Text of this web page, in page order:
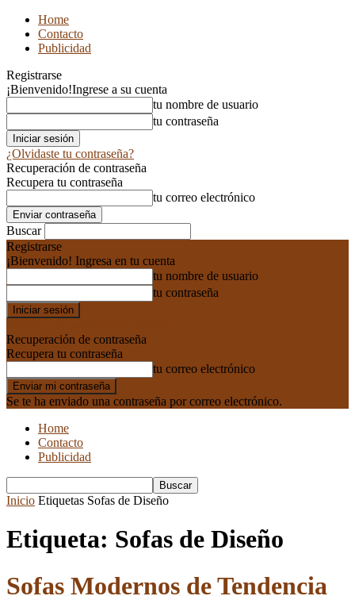
Home
Contacto
Publicidad
Registrarse
¡Bienvenido!Ingrese a su cuenta
tu nombre de usuario
tu contraseña
¿Olvidaste tu contraseña?
Recuperación de contraseña
Recupera tu contraseña
tu correo electrónico
Buscar
Registrarse
¡Bienvenido! Ingresa en tu cuenta
tu nombre de usuario
tu contraseña
Recuperación de contraseña
Recupera tu contraseña
tu correo electrónico
Se te ha enviado una contraseña por correo electrónico.
Home
Contacto
Publicidad
Inicio Etiquetas Sofas de Diseño
Etiqueta: Sofas de Diseño
Sofas Modernos de Tendencia